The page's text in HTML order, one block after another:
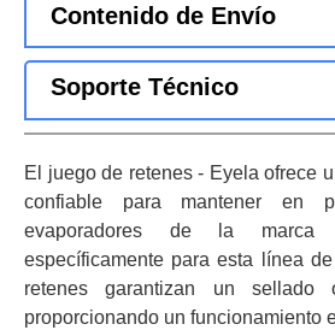
Contenido de Envío
Soporte Técnico
El juego de retenes - Eyela ofrece
confiable para mantener en
evaporadores de la marca
específicamente para esta línea
retenes garantizan un sellado
proporcionando un funcionamiento